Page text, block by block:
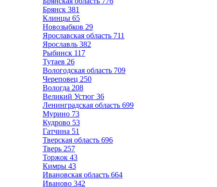
Брянск 381
Клинцы 65
Новозыбков 29
Ярославская область 711
Ярославль 382
Рыбинск 117
Тутаев 26
Вологодская область 709
Череповец 250
Вологда 208
Великий Устюг 36
Ленинградская область 699
Мурино 73
Кудрово 53
Гатчина 51
Тверская область 696
Тверь 257
Торжок 43
Кимры 43
Ивановская область 664
Иваново 342